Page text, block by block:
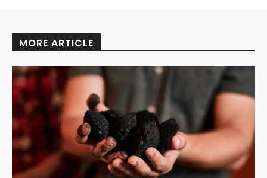
MORE ARTICLE